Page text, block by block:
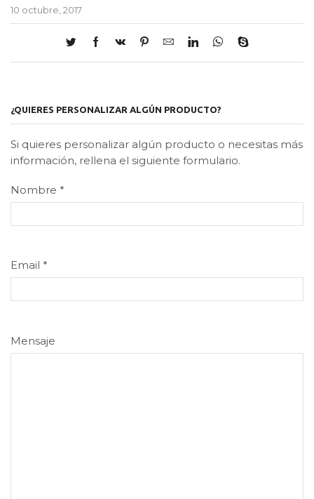
10 octubre, 2017
¿QUIERES PERSONALIZAR ALGÚN PRODUCTO?
Si quieres personalizar algún producto o necesitas más
información, rellena el siguiente formulario.
Nombre *
Email *
Mensaje